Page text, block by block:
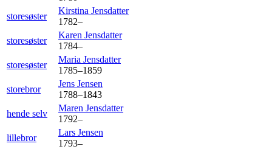
storesøster
Kirstina Jensdatter
1782–
storesøster
Karen Jensdatter
1784–
storesøster
Maria Jensdatter
1785–1859
storebror
Jens Jensen
1788–1843
hende selv
Maren Jensdatter
1792–
lillebror
Lars Jensen
1793–